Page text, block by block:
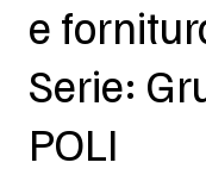
e
Serie:
POLI